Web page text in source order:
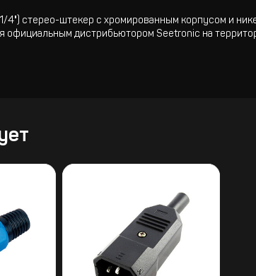
стерео-штекер с хромированным корпусом и
официальным дистрибьютором Seetronic на